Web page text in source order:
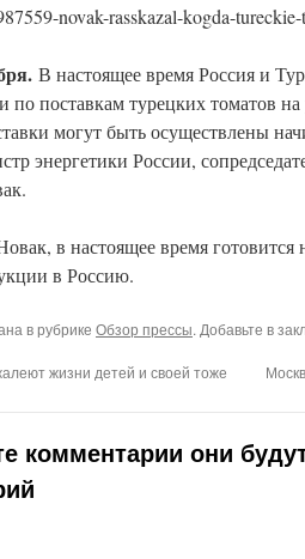
novak-rasskazal-kogda-
В настоящее время Россия и
по поставкам турецких томатов
могут быть осуществлены
энергетики России,
в настоящее время
в Россию.
в рубрике Обзор прессы. Добавьте в
жизни детей и своей тоже
комментарии они